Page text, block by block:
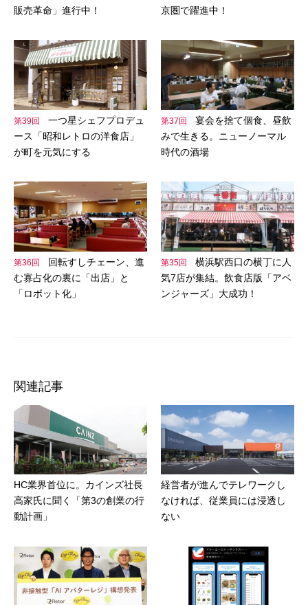
販売革命」進行中！
京圏で躍進中！
第39回
一つ星シェフプロデュ
ース「昭和レトロの洋食店」
が町を元気にする
第37回
宴会を捨て個食、昼飲
みで生きる。ニューノーマル
時代の酒場
第36回
回転すしチェーン、進
む寡占化の裏に「出店」と
「ロボット化」
第35回
横浜駅西口の横丁に人
気7店が集結。飲食店版「アベ
ンジャーズ」大成功！
関連記事
HC業界首位に。カインズ社長
高家氏に聞く「第3の創業の行
動計画」
経営者が進んでテレワークし
なければ、従業員には浸透し
ない